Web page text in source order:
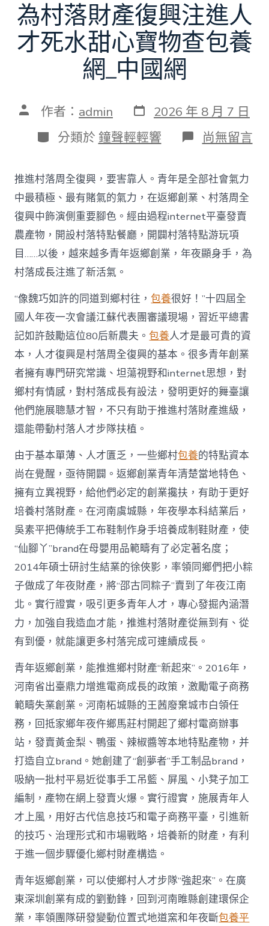
為村落財產復興注進人
才死水甜心寶物查包養
網_中國網
文 作者： admin 發
表
日
期
2026 年 8 月 7 日
分
類
分類於 鐘聲輕輕響 在
〈為
落
財
產
復
興
注
進
人
水
甜
心
寶
物
查
包
養
網
_
中
中
尚無留言
推進村落周全復興，要害靠人。青年是全部社會氣力
中最積極、最有賭氣的氣力，在返鄉創業、村落周全
復興中飾演側重要腳色。經由過程internet平臺發賣
農產物，開設村落特點餐廳，開闢村落特點游玩項
目……以後，越來越多青年返鄉創業，年夜顯身手，為
村落成長注進了新活氣。
“像魏巧如許的同道到鄉村往，包養很好！”十四屆全
國人年夜一次會議江蘇代表團審議現場，習近平總書
記如許鼓勵這位80后新農夫。包養人才是最可貴的資
本，人才復興是村落周全復興的基本。很多青年創業
者擁有專門研究常識、坦蕩視野和internet思想，對
鄉村有情感，對村落成長有設法，發明更好的舞臺讓
他們施展聰慧才智，不只有助于推進村落財產進級，
還能帶動村落人才步隊扶植。
由于基本單薄、人才匱乏，一些鄉村包養的特點資本
尚在覺醒，亟待開闢。返鄉創業青年清楚當地特色、
擁有立異視野，給他們必定的創業攙扶，有助于更好
培養村落財產。在河南虞城縣，年夜學本科結業后，
吳素平把傳統手工布鞋制作身手培養成制鞋財產，使
“仙腳丫”brand在母嬰用品範疇有了必定著名度；
2014年碩士研討生結業的徐俠影，率領同鄉們把小粽
子做成了年夜財產，將“邵古同粽子”賣到了年夜江南
北。實行證實，吸引更多青年人才，專心發掘內涵潛
力，加強自我造血才能，推進村落財產從無到有、從
有到優，就能讓更多村落完成可連續成長。
青年返鄉創業，能推進鄉村財產“新起來”。2016年，
河南省出臺鼎力增進電商成長的政策，激勵電子商務
範疇失業創業。河南柘城縣的王茜廢棄城市白領任
務，回抵家鄉年夜仵鄉馬莊村開起了鄉村電商辦事
站，發賣黃金梨、鴨蛋、辣椒醬等本地特點產物，并
打造自立brand。她創建了“創夢者”手工制品brand，
吸納一批村平易近從事手工吊籃、屏風、小凳子加工
編制，產物在網上發賣火爆。實行證實，施展青年人
才上風，用好古代信息技巧和電子商務平臺，引進新
的技巧、治理形式和市場戰略，培養新的財產，有利
于進一個步驟優化鄉村財產構造。
青年返鄉創業，可以使鄉村人才步隊“強起來”。在廣
東深圳創業有成的劉勤鋒，回到河南睢縣創建環保企
業，率領團隊研發變動位置式地道窯和年夜斷包養平